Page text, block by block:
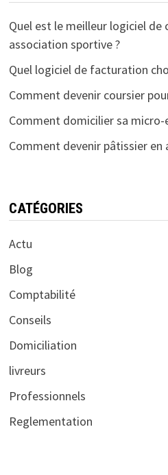
Quel est le meilleur logiciel
association sportive ?
Quel logiciel de facturation
Comment devenir coursier
Comment domicilier sa
Comment devenir pâtissier en
CATÉGORIES
Actu
Blog
Comptabilité
Conseils
Domiciliation
livreurs
Professionnels
Reglementation